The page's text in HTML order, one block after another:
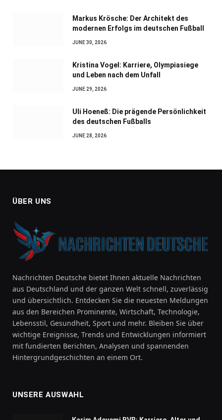
Markus Krösche: Der Architekt des
modernen Erfolgs im deutschen Fußball
JUNE 30, 2026
Kristina Vogel: Karriere, Olympiasiege
und Leben nach dem Unfall
JUNE 29, 2026
Uli Hoeneß: Die prägende Persönlichkeit
des deutschen Fußballs
JUNE 28, 2026
ÜBER UNS
Nachrichten Deutsche bietet Ihnen aktuelle Nachrichten
aus Deutschland und der ganzen Welt schnell, zuverlässig
und übersichtlich. Entdecken Sie die neuesten Meldungen
aus den Bereichen Prominente, Wirtschaft, Technologie,
Lebensstil, Gesundheit, Sport und mehr. Bleiben Sie über
wichtige Ereignisse, Trends und Entwicklungen informiert
mit fundierten Berichten, Analysen und spannenden
Hintergrundgeschichten an einem Ort.
UNSERE AUSWAHL